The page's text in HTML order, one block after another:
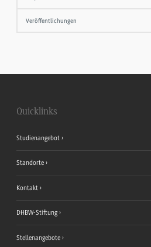
Veröffentlichungen
Quicklinks
Studienangebot
Standorte
Kontakt
DHBW-Stiftung
Stellenangebote